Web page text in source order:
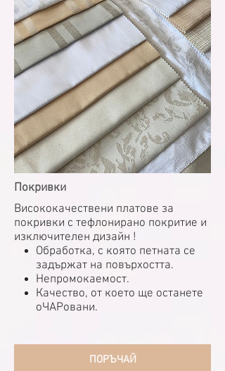
Покривки
Висококачествени платове за
покривки с тефлонирано покритие и
изключителен дизайн !
Обработка, с която петната се
задържат на повърхостта.
Непромокаемост.
Качество, от което ще останете
оЧАРовани.
ПОРЪЧАЙ